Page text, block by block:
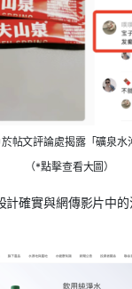
帖文評論處揭露「礦泉水
（*點擊查看大圖）
計確實與網傳影片中